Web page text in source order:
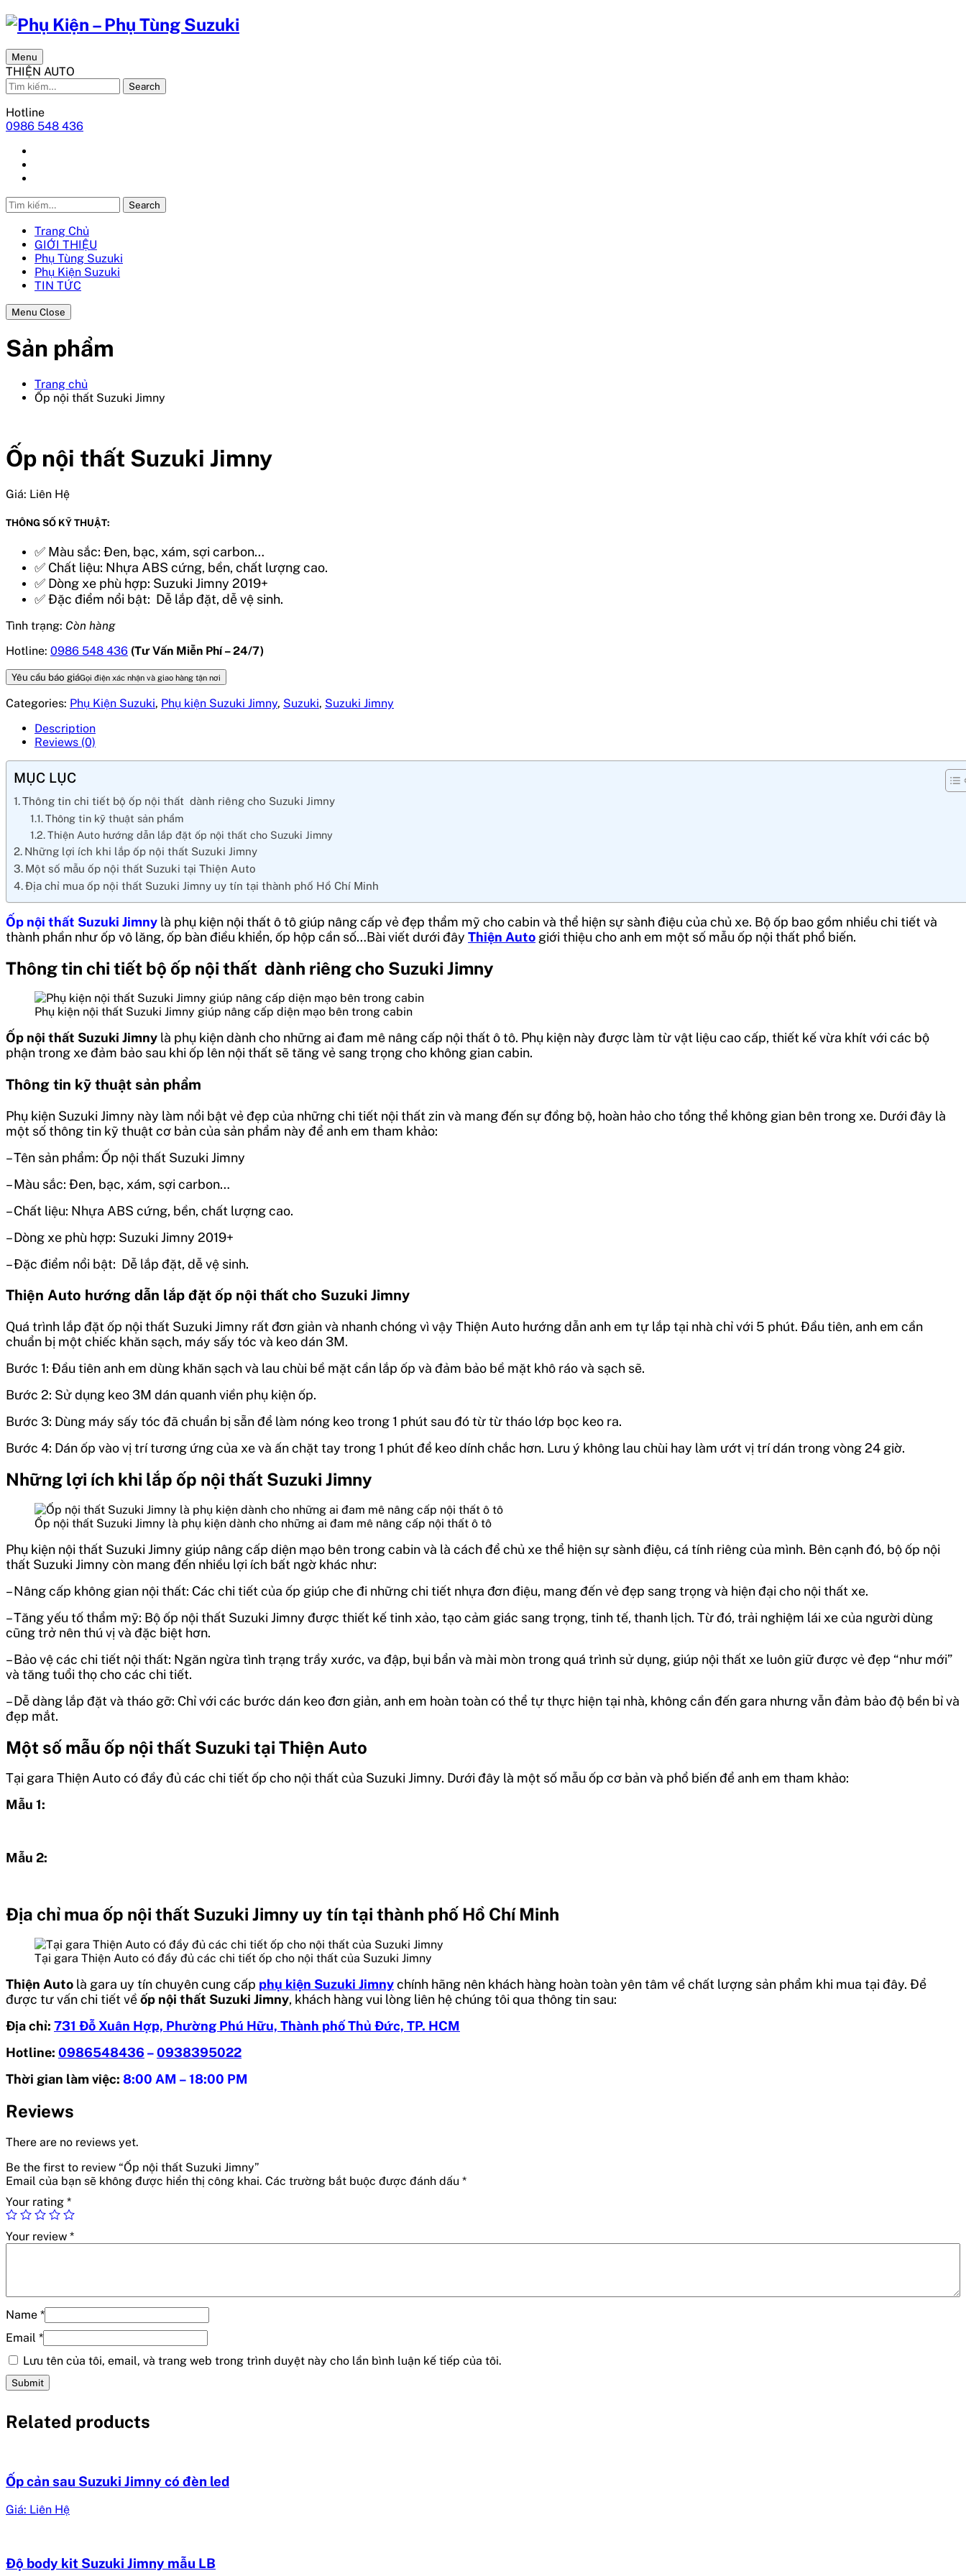
Menu
THIỆN AUTO
Search
Hotline
0986 548 436
Search
Trang Chủ
GIỚI THIỆU
Phụ Tùng Suzuki
Phụ Kiện Suzuki
TIN TỨC
Menu Close
Sản phẩm
Trang chủ
Ốp nội thất Suzuki Jimny
Ốp nội thất Suzuki Jimny
Giá: Liên Hệ
THÔNG SỐ KỸ THUẬT:
✅ Màu sắc: Đen, bạc, xám, sợi carbon…
✅ Chất liệu: Nhựa ABS cứng, bền, chất lượng cao.
✅ Dòng xe phù hợp: Suzuki Jimny 2019+
✅Đặc điểm nổi bật: Dễ lắp đặt, dễ vệ sinh.
Tình trạng: Còn hàng
Hotline: 0986 548 436 (Tư Vấn Miễn Phí – 24/7)
Yêu cầu báo giáGọi điện xác nhận và giao hàng tận nơi
Categories: Phụ Kiện Suzuki, Phụ kiện Suzuki Jimny, Suzuki, Suzuki Jimny
Description
Reviews (0)
MỤC LỤC
Thông tin chi tiết bộ ốp nội thất dành riêng cho Suzuki Jimny
Thông tin kỹ thuật sản phẩm
Thiện Auto hướng dẫn lắp đặt ốp nội thất cho Suzuki Jimny
Những lợi ích khi lắp ốp nội thất Suzuki Jimny
Một số mẫu ốp nội thất Suzuki tại Thiện Auto
Địa chỉ mua ốp nội thất Suzuki Jimny uy tín tại thành phố Hồ Chí Minh
Ốp nội thất Suzuki Jimny là phụ kiện nội thất ô tô giúp nâng cấp vẻ đẹp thẩm mỹ cho cabin và thể hiện sự sành điệu của chủ xe. Bộ ốp bao gồm nhiều chi tiết và
thành phần như ốp vô lăng, ốp bàn điều khiển, ốp hộp cần số…Bài viết dưới đây Thiện Auto giới thiệu cho anh em một số mẫu ốp nội thất phổ biến.
Thông tin chi tiết bộ ốp nội thất dành riêng cho Suzuki Jimny
Phụ kiện nội thất Suzuki Jimny giúp nâng cấp diện mạo bên trong cabin
Ốp nội thất Suzuki Jimny là phụ kiện dành cho những ai đam mê nâng cấp nội thất ô tô. Phụ kiện này được làm từ vật liệu cao cấp, thiết kế vừa khít với các bộ
phận trong xe đảm bảo sau khi ốp lên nội thất sẽ tăng vẻ sang trọng cho không gian cabin.
Thông tin kỹ thuật sản phẩm
Phụ kiện Suzuki Jimny này làm nổi bật vẻ đẹp của những chi tiết nội thất zin và mang đến sự đồng bộ, hoàn hảo cho tổng thể không gian bên trong xe. Dưới đây là
một số thông tin kỹ thuật cơ bản của sản phẩm này để anh em tham khảo:
– Tên sản phẩm: Ốp nội thất Suzuki Jimny
– Màu sắc: Đen, bạc, xám, sợi carbon…
– Chất liệu: Nhựa ABS cứng, bền, chất lượng cao.
– Dòng xe phù hợp: Suzuki Jimny 2019+
– Đặc điểm nổi bật: Dễ lắp đặt, dễ vệ sinh.
Thiện Auto hướng dẫn lắp đặt ốp nội thất cho Suzuki Jimny
Quá trình lắp đặt ốp nội thất Suzuki Jimny rất đơn giản và nhanh chóng vì vậy Thiện Auto hướng dẫn anh em tự lắp tại nhà chỉ với 5 phút. Đầu tiên, anh em cần
chuẩn bị một chiếc khăn sạch, máy sấy tóc và keo dán 3M.
Bước 1: Đầu tiên anh em dùng khăn sạch và lau chùi bề mặt cần lắp ốp và đảm bảo bề mặt khô ráo và sạch sẽ.
Bước 2: Sử dụng keo 3M dán quanh viền phụ kiện ốp.
Bước 3: Dùng máy sấy tóc đã chuẩn bị sẵn để làm nóng keo trong 1 phút sau đó từ từ tháo lớp bọc keo ra.
Bước 4: Dán ốp vào vị trí tương ứng của xe và ấn chặt tay trong 1 phút để keo dính chắc hơn. Lưu ý không lau chùi hay làm ướt vị trí dán trong vòng 24 giờ.
Những lợi ích khi lắp ốp nội thất Suzuki Jimny
Ốp nội thất Suzuki Jimny là phụ kiện dành cho những ai đam mê nâng cấp nội thất ô tô
Phụ kiện nội thất Suzuki Jimny giúp nâng cấp diện mạo bên trong cabin và là cách để chủ xe thể hiện sự sành điệu, cá tính riêng của mình. Bên cạnh đó, bộ ốp nội
thất Suzuki Jimny còn mang đến nhiều lợi ích bất ngờ khác như:
– Nâng cấp không gian nội thất: Các chi tiết của ốp giúp che đi những chi tiết nhựa đơn điệu, mang đến vẻ đẹp sang trọng và hiện đại cho nội thất xe.
– Tăng yếu tố thẩm mỹ: Bộ ốp nội thất Suzuki Jimny được thiết kế tinh xảo, tạo cảm giác sang trọng, tinh tế, thanh lịch. Từ đó, trải nghiệm lái xe của người dùng
cũng trở nên thú vị và đặc biệt hơn.
– Bảo vệ các chi tiết nội thất: Ngăn ngừa tình trạng trầy xước, va đập, bụi bẩn và mài mòn trong quá trình sử dụng, giúp nội thất xe luôn giữ được vẻ đẹp “như mới”
và tăng tuổi thọ cho các chi tiết.
– Dễ dàng lắp đặt và tháo gỡ: Chỉ với các bước dán keo đơn giản, anh em hoàn toàn có thể tự thực hiện tại nhà, không cần đến gara nhưng vẫn đảm bảo độ bền bỉ và
đẹp mắt.
Một số mẫu ốp nội thất Suzuki tại Thiện Auto
Tại gara Thiện Auto có đầy đủ các chi tiết ốp cho nội thất của Suzuki Jimny. Dưới đây là một số mẫu ốp cơ bản và phổ biến để anh em tham khảo:
Mẫu 1:
Mẫu 2:
Địa chỉ mua ốp nội thất Suzuki Jimny uy tín tại thành phố Hồ Chí Minh
Tại gara Thiện Auto có đầy đủ các chi tiết ốp cho nội thất của Suzuki Jimny
Thiện Auto là gara uy tín chuyên cung cấp phụ kiện Suzuki Jimnychính hãng nên khách hàng hoàn toàn yên tâm về chất lượng sản phẩm khi mua tại đây. Để
được tư vấn chi tiết vềốp nội thất Suzuki Jimny, khách hàng vui lòng liên hệ chúng tôi qua thông tin sau:
Địa chỉ: 731 Đỗ Xuân Hợp, Phường Phú Hữu, Thành phố Thủ Đức, TP. HCM
Hotline: 0986548436 –0938395022
Thời gian làm việc: 8:00 AM – 18:00 PM
Reviews
There are no reviews yet.
Be the first to review “Ốp nội thất Suzuki Jimny”
Email của bạn sẽ không được hiển thị công khai. Các trường bắt buộc được đánh dấu *
Your rating *
Your review *
Name *
Email *
Lưu tên của tôi, email, và trang web trong trình duyệt này cho lần bình luận kế tiếp của tôi.
Related products
Ốp cản sau Suzuki Jimny có đèn led
Giá: Liên Hệ
Độ body kit Suzuki Jimny mẫu LB